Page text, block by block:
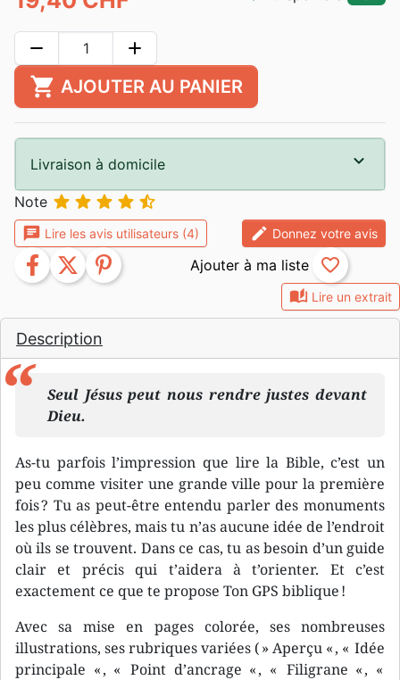
auto_stories Lire un extrait
Description
Seul Jésus peut nous rendre justes devant
Dieu.
As-tu parfois l’impression que lire la Bible, c’est un
peu comme visiter une grande ville pour la première
fois ? Tu as peut-être entendu parler des monuments
les plus célèbres, mais tu n’as aucune idée de l’endroit
où ils se trouvent. Dans ce cas, tu as besoin d’un guide
clair et précis qui t’aidera à t’orienter. Et c’est
exactement ce que te propose Ton GPS biblique !
Avec sa mise en pages colorée, ses nombreuses
illustrations, ses rubriques variées ( » Aperçu « , « Idée
principale « , « Point d’ancrage « , « Filigrane « , «
remove add
shopping_cart AJOUTER AU PANIER
Livraison à domicile
Note     
chat Lire les avis utilisateurs (4) edit Donnez votre avis
facebook twitter pinterest favorite_border